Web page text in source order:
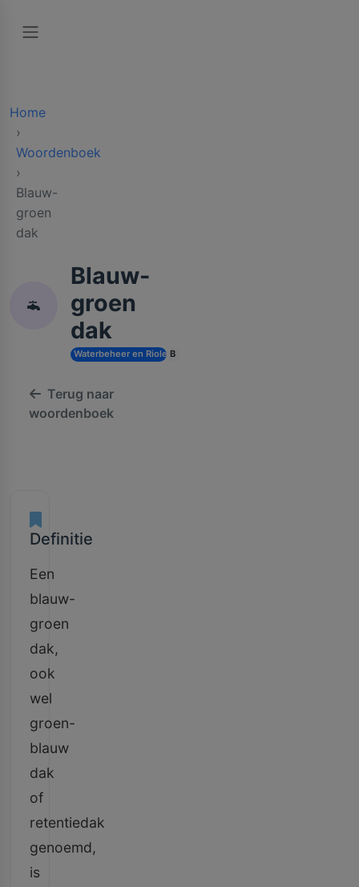
Home
Woordenboek
Blauw-
groen
dak
Blauw-
groen
dak
Waterbeheer en Riolering
B
Terug naar
woordenboek
Definitie
Een
blauw-
groen
dak,
ook
wel
groen-
blauw
dak
of
retentiedak
genoemd,
is